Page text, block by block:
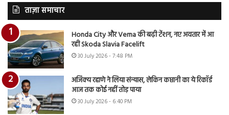
ताज़ा समाचार
Honda City और Verna की बढ़ी टेंशन, नए अवतार में आ
रही Skoda Slavia Facelift
30 July 2026 - 7:48 PM
अजिंक्य रहाणे ने लिया संन्यास, लेकिन कप्तानी का ये रिकॉर्ड
आज तक कोई नहीं तोड़ पाया
30 July 2026 - 6:40 PM